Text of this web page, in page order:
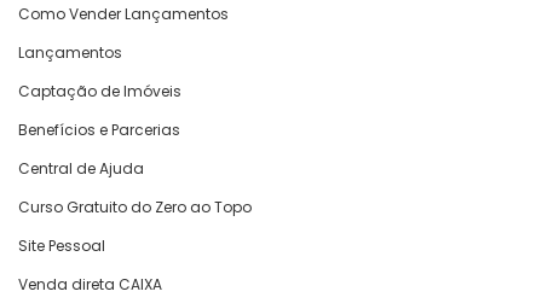
Como Vender Lançamentos
Lançamentos
Captação de Imóveis
Benefícios e Parcerias
Central de Ajuda
Curso Gratuito do Zero ao Topo
Site Pessoal
Venda direta CAIXA